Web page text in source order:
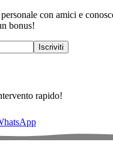
con amici e
bonus!
Iscriviti
rapido!